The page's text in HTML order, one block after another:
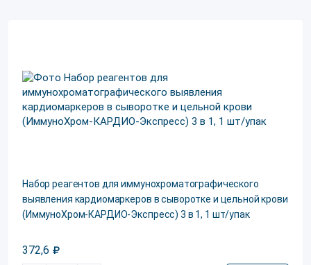
Набор реагентов для иммунохроматографического
выявления кардиомаркеров в сыворотке и цельной крови
(ИммуноХром-КАРДИО-Экспресс) 3 в 1, 1 шт/упак
372,6